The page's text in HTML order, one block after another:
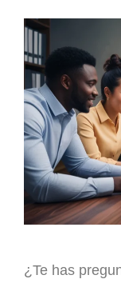
¿Te has